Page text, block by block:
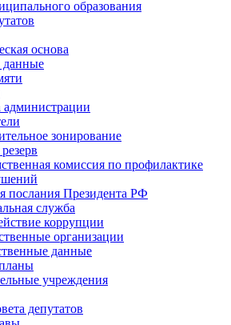
образования
основа
администрации
зонирование
комиссия по профилактике
послания Президента РФ
служба
коррупции
организации
данные
учреждения
депутатов